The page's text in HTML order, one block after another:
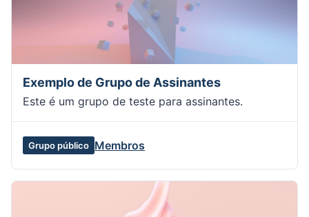
Exemplo de Grupo de Assinantes
Este é um grupo de teste para assinantes.
Grupo público Membros